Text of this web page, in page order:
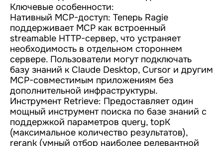
Ключевые особенности:
Нативный MCP-доступ: Теперь Ragie
поддерживает MCP как встроенный
streamable HTTP-сервер, что устраняет
необходимость в отдельном стороннем
сервере. Пользователи могут подключать
базу знаний к Claude Desktop, Cursor и другим
MCP-совместимым приложениям без
дополнительной инфраструктуры.
Инструмент Retrieve: Предоставляет один
мощный инструмент поиска по базе знаний с
поддержкой параметров query, topK
(максимальное количество результатов),
rerank (умный отбор наиболее релевантной